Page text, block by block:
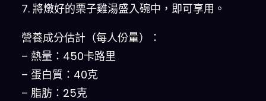
7. 將燉好的栗子雞湯盛入碗中，即可享用。
營養成分估計（每人份量）：
– 熱量：450卡路里
– 蛋白質：40克
– 脂肪：25克